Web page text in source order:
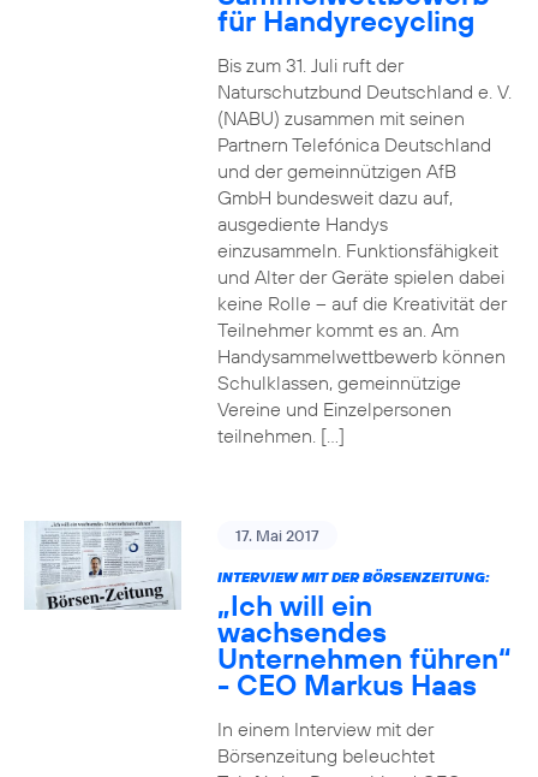
für Handyrecycling
Bis zum 31. Juli ruft der
Naturschutzbund Deutschland e. V.
(NABU) zusammen mit seinen
Partnern Telefónica Deutschland
und der gemeinnützigen AfB
GmbH bundesweit dazu auf,
ausgediente Handys
einzusammeln. Funktionsfähigkeit
und Alter der Geräte spielen dabei
keine Rolle – auf die Kreativität der
Teilnehmer kommt es an. Am
Handysammelwettbewerb können
Schulklassen, gemeinnützige
Vereine und Einzelpersonen
teilnehmen. […]
17. Mai 2017
INTERVIEW MIT DER BÖRSENZEITUNG:
„Ich will ein
wachsendes
Unternehmen führen“
- CEO Markus Haas
In einem Interview mit der
Börsenzeitung beleuchtet